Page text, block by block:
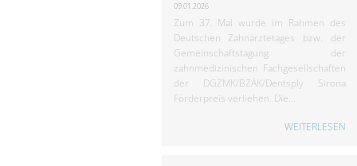
09.01.2026
Zum 37. Mal wurde im Rahmen des
Deutschen Zahnärztetages bzw. der
Gemeinschaftstagung der
zahnmedizinischen Fachgesellschaften
der DGZMK/BZÄK/Dentsply Sirona
Förderpreis verliehen. Die...
WEITERLESEN